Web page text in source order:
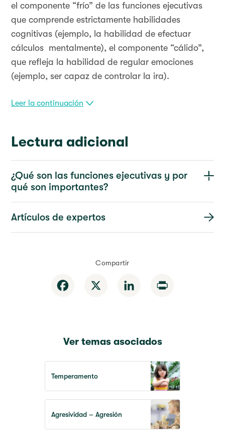
el componente “frío” de las funciones ejecutivas
que comprende estrictamente habilidades
cognitivas (ejemplo, la habilidad de efectuar
cálculos mentalmente), el componente “cálido”,
que refleja la habilidad de regular emociones
(ejemplo, ser capaz de controlar la ira).
Leer la continuación
Lectura adicional
¿Qué son las funciones ejecutivas y por
qué son importantes?
Artículos de expertos
Compartir
Facebook LinkedIn
Ver temas asociados
Temperamento
Agresividad – Agresión